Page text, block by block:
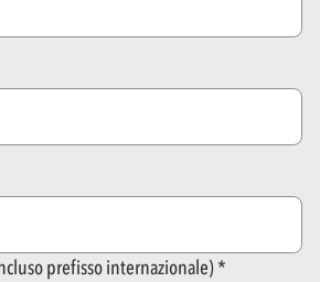
prefisso internazionale)